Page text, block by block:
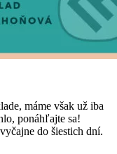
máme však už iba
ponáhľajte sa!
do šiestich dní.